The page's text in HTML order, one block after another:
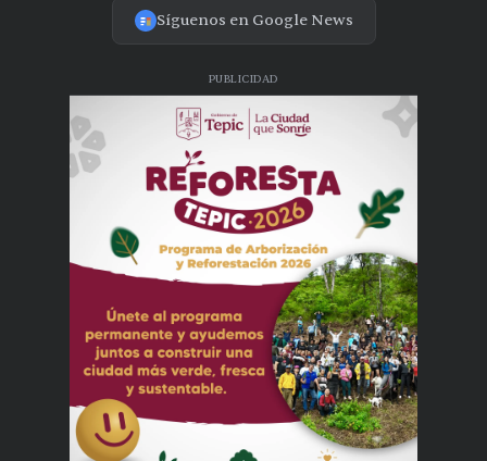
Síguenos en Google News
PUBLICIDAD